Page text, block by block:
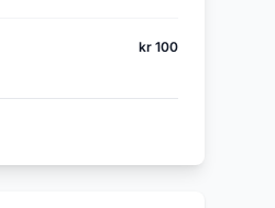
kr 100